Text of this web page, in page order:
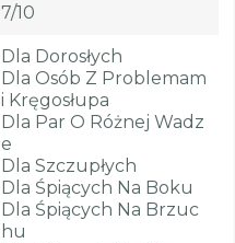
7/10
Dla Dorosłych
Dla Osób Z Problemam
I Kręgosłupa
Dla Par O Różnej Wadz
E
Dla Szczupłych
Dla Śpiących Na Boku
Dla Śpiących Na Brzuc
Hu